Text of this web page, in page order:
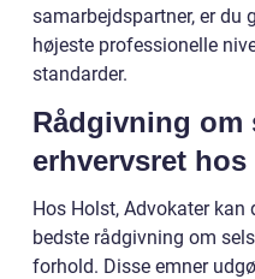
samarbejdspartner, er du
højeste professionelle
standarder.
Rådgivning om
erhvervsret
Hos Holst, Advokater kan
bedste rådgivning om
forhold. Disse emner